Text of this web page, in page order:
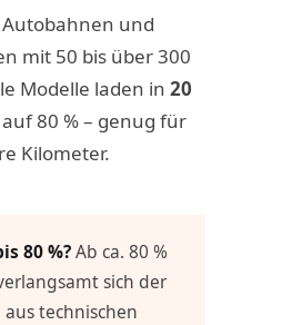
und
mit 50 bis über 300
Modelle laden in 20
auf 80 % – genug für
Kilometer.
80 %?Ab ca. 80 %
sich der
technischen